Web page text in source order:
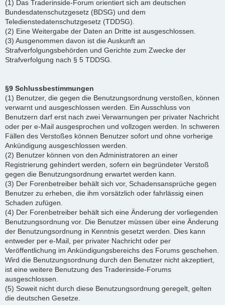
(1) Das Traderinside-Forum orientiert sich am deutschen
Bundesdatenschutzgesetz (BDSG) und dem
Teledienstedatenschutzgesetz (TDDSG).
(2) Eine Weitergabe der Daten an Dritte ist ausgeschlossen.
(3) Ausgenommen davon ist die Auskunft an
Strafverfolgungsbehörden und Gerichte zum Zwecke der
Strafverfolgung nach § 5 TDDSG.
§9 Schlussbestimmungen
(1) Benutzer, die gegen die Benutzungsordnung verstoßen, können
verwarnt und ausgeschlossen werden. Ein Ausschluss von
Benutzern darf erst nach zwei Verwarnungen per privater Nachricht
oder per e-Mail ausgesprochen und vollzogen werden. In schweren
Fällen des Verstoßes können Benutzer sofort und ohne vorherige
Ankündigung ausgeschlossen werden.
(2) Benutzer können von den Administratoren an einer
Registrierung gehindert werden, sofern ein begründeter Verstoß
gegen die Benutzungsordnung erwartet werden kann.
(3) Der Forenbetreiber behält sich vor, Schadensansprüche gegen
Benutzer zu erheben, die ihm vorsätzlich oder fahrlässig einen
Schaden zufügen.
(4) Der Forenbetreiber behält sich eine Änderung der vorliegenden
Benutzungsordnung vor. Die Benutzer müssen über eine Änderung
der Benutzungsordnung in Kenntnis gesetzt werden. Dies kann
entweder per e-Mail, per privater Nachricht oder per
Veröffentlichung im Ankündigungsbereichs des Forums geschehen.
Wird die Benutzungsordnung durch den Benutzer nicht akzeptiert,
ist eine weitere Benutzung des Traderinside-Forums
ausgeschlossen.
(5) Soweit nicht durch diese Benutzungsordnung geregelt, gelten
die deutschen Gesetze.